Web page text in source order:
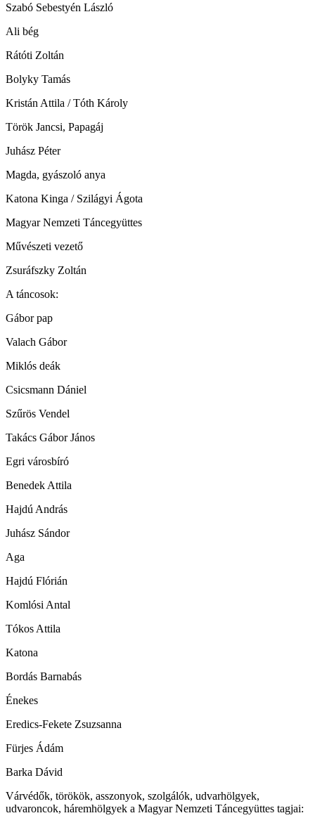
Szabó Sebestyén László
Ali bég
Rátóti Zoltán
Bolyky Tamás
Kristán Attila / Tóth Károly
Török Jancsi, Papagáj
Juhász Péter
Magda, gyászoló anya
Katona Kinga / Szilágyi Ágota
Magyar Nemzeti Táncegyüttes
Művészeti vezető
Zsuráfszky Zoltán
A táncosok:
Gábor pap
Valach Gábor
Miklós deák
Csicsmann Dániel
Szűrös Vendel
Takács Gábor János
Egri városbíró
Benedek Attila
Hajdú András
Juhász Sándor
Aga
Hajdú Flórián
Komlósi Antal
Tókos Attila
Katona
Bordás Barnabás
Énekes
Eredics-Fekete Zsuzsanna
Fürjes Ádám
Barka Dávid
Várvédők, törökök, asszonyok, szolgálók, udvarhölgyek,
udvaroncok, háremhölgyek a Magyar Nemzeti Táncegyüttes tagjai: